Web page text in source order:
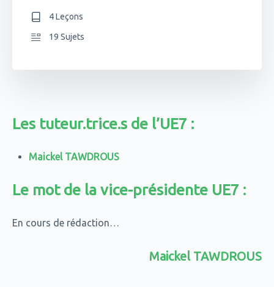
Les tuteur.trice.s de l’UE7 :
Maickel TAWDROUS
Le mot de la vice-présidente UE7 :
En cours de rédaction…
Maickel TAWDROUS
4 Leçons
19 Sujets